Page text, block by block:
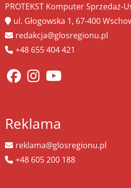
PROTEKST Komputer Sprzedaż-
ul. Głogowska 1, 67-400
redakcja@glosregionu.pl
+48 655 404 421
Reklama
reklama@glosregionu.pl
+48 605 200 188